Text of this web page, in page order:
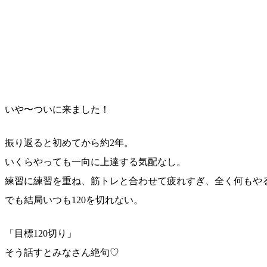
いや〜ついに来ました！
振り返ると初めてから約2年。
いくらやっても一向に上達する気配なし。
練習に練習を重ね、筋トレと合わせて疲れすぎ、全く何もや
でも結局いつも120を切れない。
「目標120切り」
そう話すとみなさん絶句♡